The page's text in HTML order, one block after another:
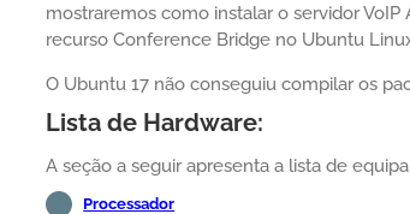
mostraremos como instalar o servidor
recurso Conference Bridge no Ubuntu
O Ubuntu 17 não conseguiu compilar os
Lista de Hardware:
A seção a seguir apresenta a lista de
Processador